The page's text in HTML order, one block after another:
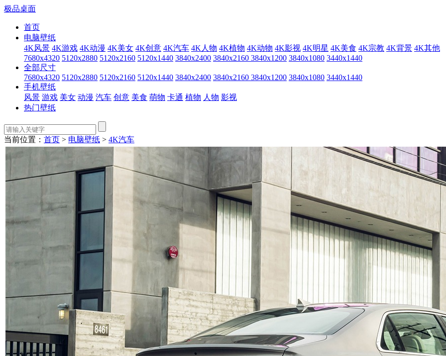
极品桌面
首页
电脑壁纸
4K风景 4K游戏 4K动漫 4K美女 4K创意 4K汽车 4K人物 4K植物 4K动物 4K影视 4K明星 4K美食 4K宗教 4K背景 4K其他
7680x4320 5120x2880 5120x2160 5120x1440 3840x2400 3840x2160 3840x1200 3840x1080 3440x1440
全部尺寸
7680x4320 5120x2880 5120x2160 5120x1440 3840x2400 3840x2160 3840x1200 3840x1080 3440x1440
手机壁纸
风景 游戏 美女 动漫 汽车 创意 美食 萌物 卡通 植物 人物 影视
热门壁纸
当前位置： 首页 > 电脑壁纸 > 4K汽车